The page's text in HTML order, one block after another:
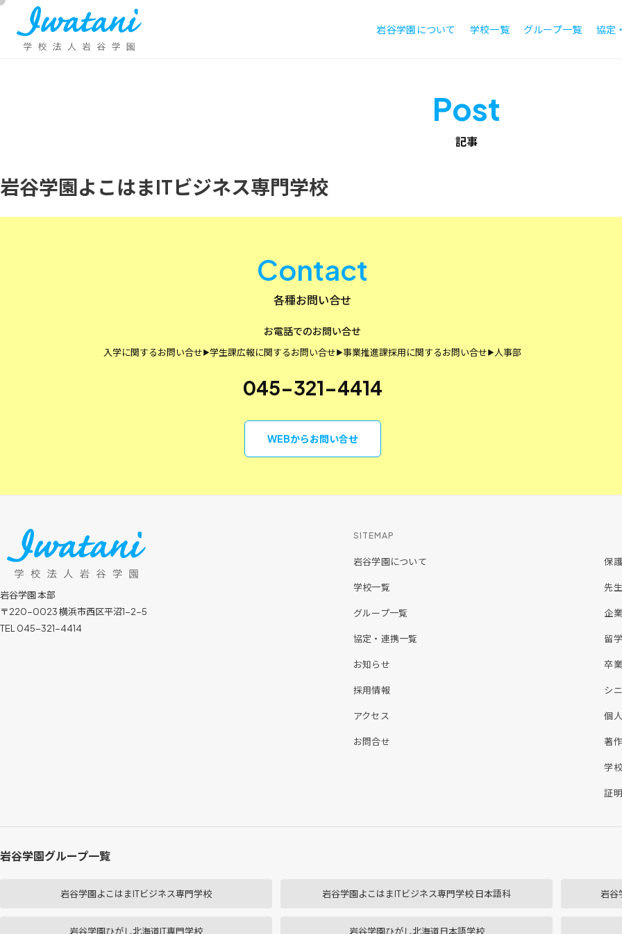
岩谷学園について 学校一覧 グループ一覧 協定
Post
記事
岩谷学園よこはまITビジネス専門学校
Contact
各種お問い合せ
お電話でのお問い合せ
入学に関するお問い合せ▶学生課広報に関するお問い合せ▶事業推進課採用に関するお問い合せ▶ 人事部
045-321-4414
WEBからお問い合せ
岩谷学園 本部
〒220-0023 横浜市西区平沼1-2-5
TEL 045-321-4414
SITEMAP
岩谷学園について
学校一覧
グループ一覧
協定・連携一覧
お知らせ
採用情報
アクセス
お問合せ
保
先
企
留
卒
シ
個
著
学
証
岩谷学園グループ一覧
岩谷学園よこはまITビジネス専門学校 岩谷学園よこはまITビジネス専門学校 日本語科 岩谷
岩谷学園ひがし北海道IT専門学校 岩谷学園ひがし北海道日本語学校